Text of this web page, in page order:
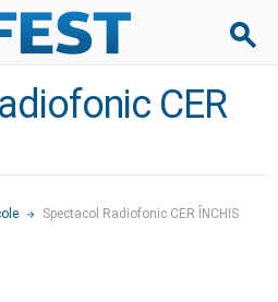
CER
Spectacol Radiofonic CER ÎNCHIS